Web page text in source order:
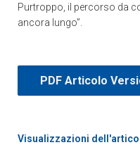
Purtroppo, il percorso da
ancora lungo”.
PDF Articolo
Visualizzazioni